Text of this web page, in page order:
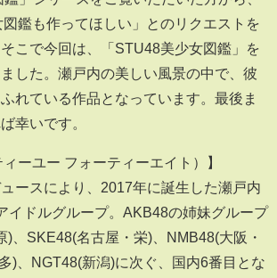
図鑑も作ってほしい」とのリクエストを
こで今回は、「STU48美少女図鑑」を
した。瀬戸内の美しい風景の中で、彼
れている作品となっています。最後ま
幸いです。
ィーユー フォーティーエイト）】
ースにより、2017年に誕生した瀬戸内
イドルグループ。AKB48の姉妹グループ
)、SKE48(名古屋・栄)、NMB48(大阪・
)、NGT48(新潟)に次ぐ、国内6番目とな